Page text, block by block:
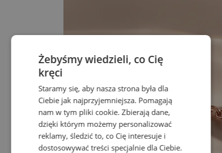
Żebyśmy wiedzieli, co Cię
kręci
Staramy się, aby nasza strona była dla
Ciebie jak najprzyjemniejsza. Pomagają
nam w tym pliki cookie. Zbierają dane,
dzięki którym możemy personalizować
reklamy, śledzić to, co Cię interesuje i
dostosowywać treści specjalnie dla Ciebie.